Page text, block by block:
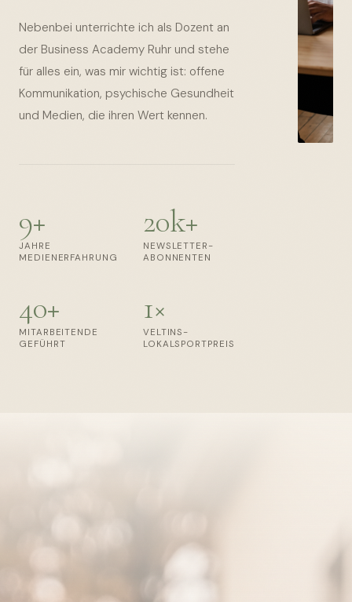
Nebenbei unterrichte ich als Dozent an
der Business Academy Ruhr und stehe
für alles ein, was mir wichtig ist: offene
Kommunikation, psychische Gesundheit
und Medien, die ihren Wert kennen.
9+
JAHRE
MEDIENERFAHRUNG
20k+
NEWSLETTER-
ABONNENTEN
40+
MITARBEITENDE
GEFÜHRT
1×
VELTINS-
LOKALSPORTPREIS